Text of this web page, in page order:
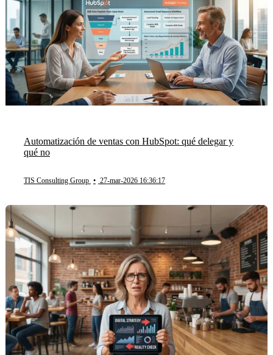
Automatización de ventas con HubSpot: qué delegar y
qué no
TIS Consulting Group • 27-mar-2026 16:36:17